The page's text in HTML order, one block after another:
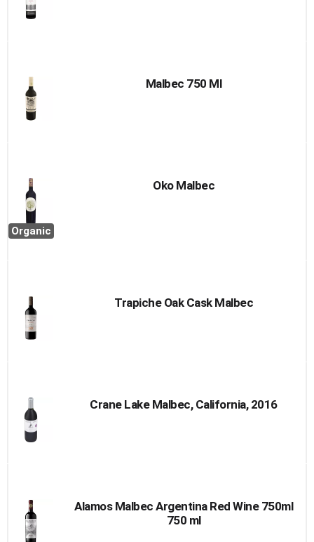
Malbec 750 Ml
Organic
Oko Malbec
Trapiche Oak Cask Malbec
Crane Lake Malbec, California, 2016
Alamos Malbec Argentina Red Wine 750ml
750 ml